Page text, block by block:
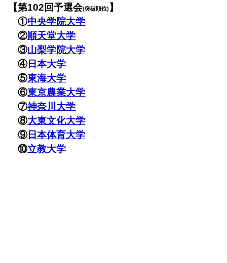
【第102回予選会(突破順位) 】
①中央学院大学
②順天堂大学
③山梨学院大学
④日本大学
⑤東海大学
⑥東京農業大学
⑦神奈川大学
⑧大東文化大学
⑨日本体育大学
⑩立教大学